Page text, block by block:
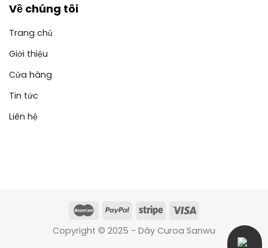
Về chúng tôi
Trang chủ
Giới thiệu
Cửa hàng
Tin tức
Liên hệ
Copyright © 2025 - Dây Curoa Sanwu